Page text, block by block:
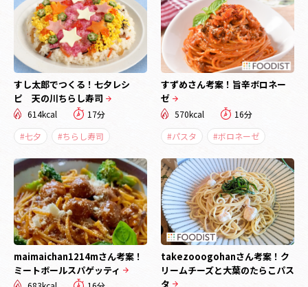
すし太郎でつくる！七夕レシ
ピ 天の川ちらし寿司
614kcal
17分
#七夕
#ちらし寿司
すずめさん考案！旨辛ボロネー
ゼ
570kcal
16分
#パスタ
#ボロネーゼ
maimaichan1214mさん考案！
ミートボールスパゲッティ
takezooogohanさん考案！ク
リームチーズと大葉のたらこパス
タ